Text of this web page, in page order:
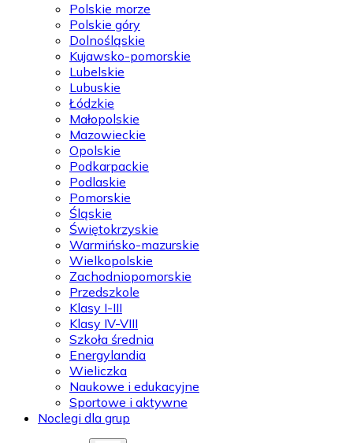
Polskie morze
Polskie góry
Dolnośląskie
Kujawsko-pomorskie
Lubelskie
Lubuskie
Łódzkie
Małopolskie
Mazowieckie
Opolskie
Podkarpackie
Podlaskie
Pomorskie
Śląskie
Świętokrzyskie
Warmińsko-mazurskie
Wielkopolskie
Zachodniopomorskie
Przedszkole
Klasy I-III
Klasy IV-VIII
Szkoła średnia
Energylandia
Wieliczka
Naukowe i edukacyjne
Sportowe i aktywne
Noclegi dla grup